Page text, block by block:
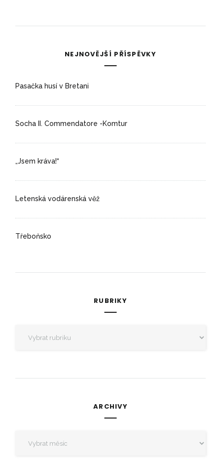
NEJNOVĚJŠÍ PŘÍSPĚVKY
Pasačka husí v Bretani
Socha II. Commendatore -Komtur
„Jsem kráva!“
Letenská vodárenská věž
Třeboňsko
RUBRIKY
ARCHIVY